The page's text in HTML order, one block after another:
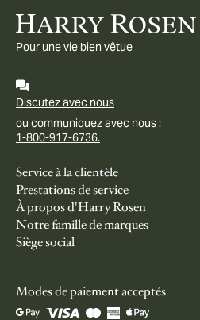
Pour une vie bien vêtue
Discutez avec nous
ou communiquez avec nous :
1-800-917-6736.
Service à la clientèle
Prestations de service
À propos d'Harry Rosen
Notre famille de marques
Siège social
Modes de paiement acceptés